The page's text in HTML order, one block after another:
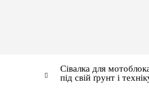
Сівалка для
під свій ґрунт і